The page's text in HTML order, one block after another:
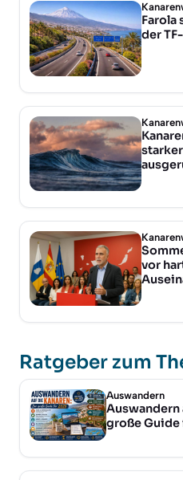
Farola
der
vor
Ratgeber zum
Auswandern
Auswandern
große Guide